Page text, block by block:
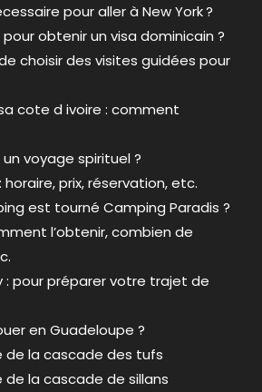
pour aller à New York ?
obtenir un visa dominicain ?
choisir des visites guidées pour
cote d ivoire : comment
voyage spirituel ?
prix, réservation, etc.
est tourné Camping Paradis ?
l’obtenir, combien de
: pour préparer votre trajet de
en Guadeloupe ?
de la cascade des tufs
la cascade de sillans